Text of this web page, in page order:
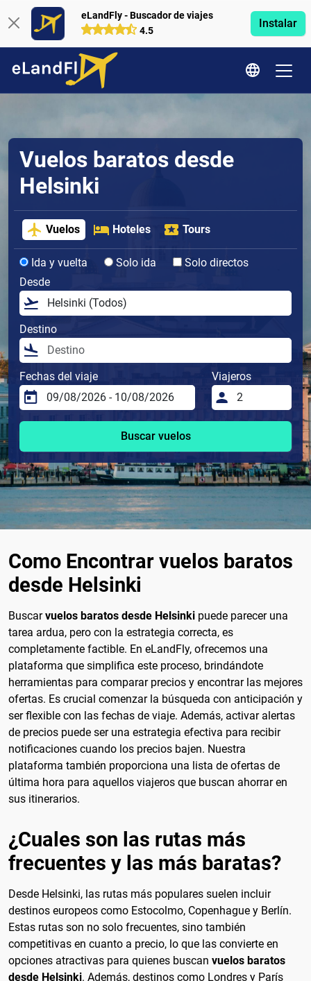
eLandFly - Buscador de viajes
4.5
Instalar
Vuelos baratos desde
Helsinki
Vuelos Hoteles Tours
Ida y vuelta Solo ida
Solo directos
Desde
Destino
Fechas del viaje Viajeros
Buscar vuelos
Como Encontrar vuelos baratos
desde Helsinki
Buscarvuelos baratos desde Helsinki puede parecer una
tarea ardua, pero con la estrategia correcta, es
completamente factible. En eLandFly, ofrecemos una
plataforma que simplifica este proceso, brindándote
herramientas para comparar precios y encontrar las mejores
ofertas. Es crucial comenzar la búsqueda con anticipación y
ser flexible con las fechas de viaje. Además, activar alertas
de precios puede ser una estrategia efectiva para recibir
notificaciones cuando los precios bajen. Nuestra
plataforma también proporciona una lista de ofertas de
última hora para aquellos viajeros que buscan ahorrar en
sus itinerarios.
¿Cuales son las rutas más
frecuentes y las más baratas?
Desde Helsinki, las rutas más populares suelen incluir
destinos europeos como Estocolmo, Copenhague y Berlín.
Estas rutas son no solo frecuentes, sino también
competitivas en cuanto a precio, lo que las convierte en
opciones atractivas para quienes buscan vuelos baratos
desde Helsinki. Además, destinos como Londres y París